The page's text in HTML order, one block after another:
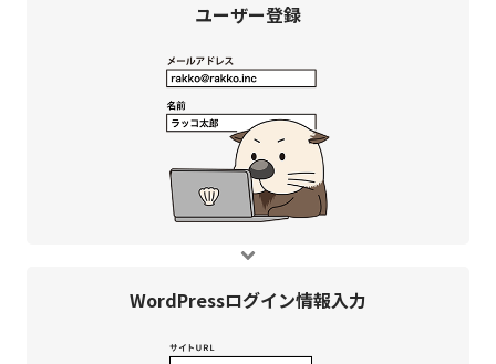
ユーザー登録
WordPressログイン情報入力